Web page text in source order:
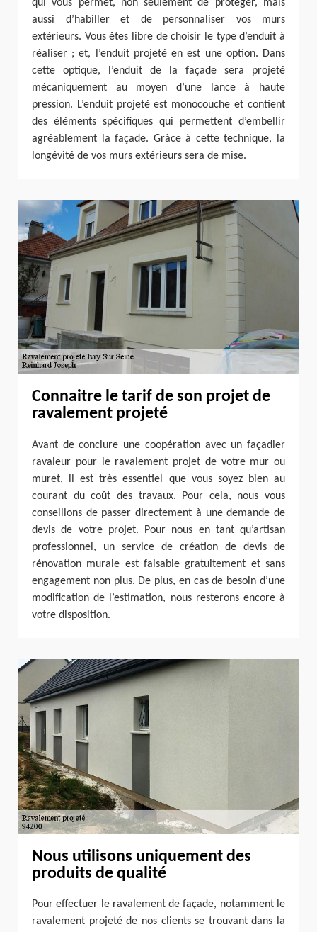
qui vous permet, non seulement de protéger, mais
aussi d’habiller et de personnaliser vos murs
extérieurs. Vous êtes libre de choisir le type d’enduit à
réaliser ; et, l’enduit projeté en est une option. Dans
cette optique, l’enduit de la façade sera projeté
mécaniquement au moyen d’une lance à haute
pression. L’enduit projeté est monocouche et contient
des éléments spécifiques qui permettent d’embellir
agréablement la façade. Grâce à cette technique, la
longévité de vos murs extérieurs sera de mise.
Connaitre le tarif de son projet de
ravalement projeté
Avant de conclure une coopération avec un façadier
ravaleur pour le ravalement projet de votre mur ou
muret, il est très essentiel que vous soyez bien au
courant du coût des travaux. Pour cela, nous vous
conseillons de passer directement à une demande de
devis de votre projet. Pour nous en tant qu’artisan
professionnel, un service de création de devis de
rénovation murale est faisable gratuitement et sans
engagement non plus. De plus, en cas de besoin d’une
modification de l’estimation, nous resterons encore à
votre disposition.
Nous utilisons uniquement des
produits de qualité
Pour effectuer le ravalement de façade, notamment le
ravalement projeté de nos clients se trouvant dans la